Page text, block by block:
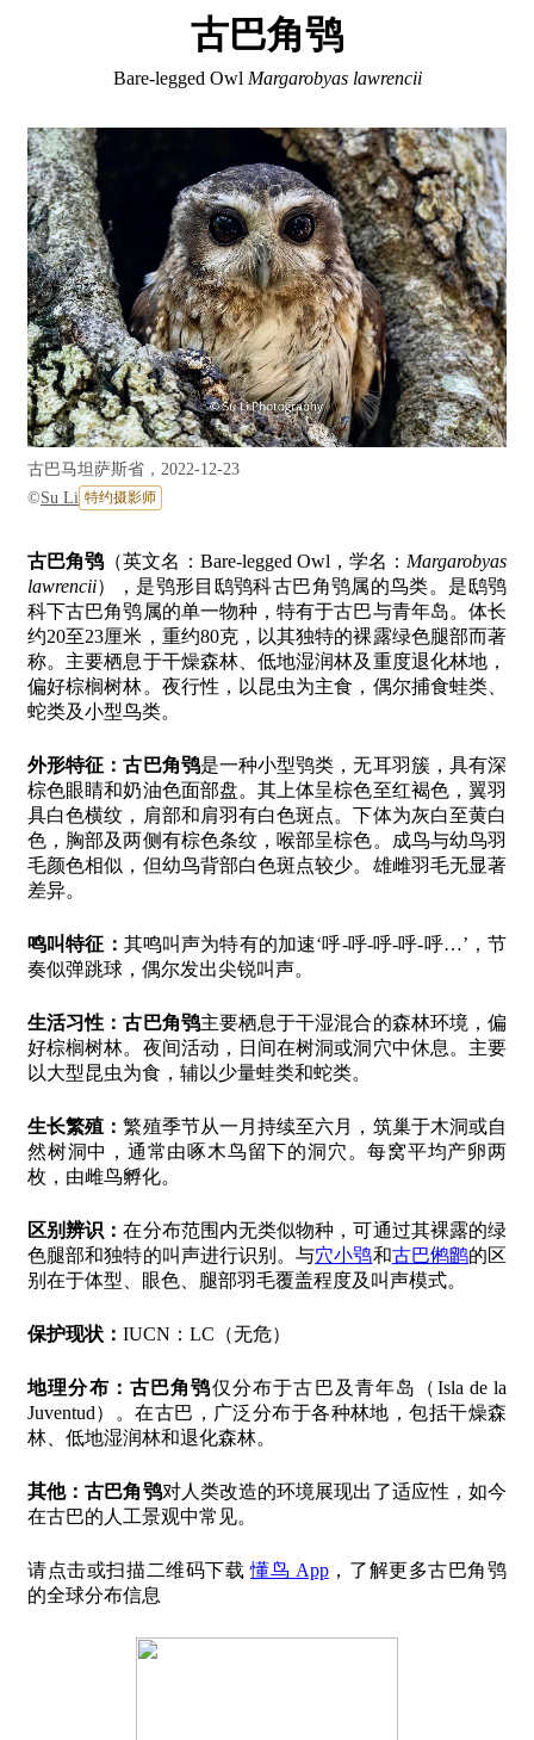
古巴角鸮
Bare-legged Owl Margarobyas lawrencii
古巴马坦萨斯省，2022-12-23
©Su Li 特约摄影师
古巴角鸮 （英文名：Bare-legged Owl，学名： Margarobyas
lawrencii），是鸮形目鸱鸮科古巴角鸮属的鸟类。是鸱鸮
科下古巴角鸮属的单一物种，特有于古巴与青年岛。体长
约20至23厘米，重约80克，以其独特的裸露绿色腿部而著
称。主要栖息于干燥森林、低地湿润林及重度退化林地，
偏好棕榈树林。夜行性，以昆虫为主食，偶尔捕食蛙类、
蛇类及小型鸟类。
外形特征：古巴角鸮是一种小型鸮类，无耳羽簇，具有深
棕色眼睛和奶油色面部盘。其上体呈棕色至红褐色，翼羽
具白色横纹，肩部和肩羽有白色斑点。下体为灰白至黄白
色，胸部及两侧有棕色条纹，喉部呈棕色。成鸟与幼鸟羽
毛颜色相似，但幼鸟背部白色斑点较少。雄雌羽毛无显著
差异。
鸣叫特征： 其鸣叫声为特有的加速‘呼-呼-呼-呼-呼…’，节
奏似弹跳球，偶尔发出尖锐叫声。
生活习性：古巴角鸮主要栖息于干湿混合的森林环境，偏
好棕榈树林。夜间活动，日间在树洞或洞穴中休息。主要
以大型昆虫为食，辅以少量蛙类和蛇类。
生长繁殖：繁殖季节从一月持续至六月，筑巢于木洞或自
然树洞中，通常由啄木鸟留下的洞穴。每窝平均产卵两
枚，由雌鸟孵化。
区别辨识：在分布范围内无类似物种，可通过其裸露的绿
色腿部和独特的叫声进行识别。与穴小鸮和古巴鸺鹠的区
别在于体型、眼色、腿部羽毛覆盖程度及叫声模式。
保护现状： IUCN：LC（无危）
地理分布： 古巴角鸮仅分布于古巴及青年岛（Isla de la
Juventud）。在古巴，广泛分布于各种林地，包括干燥森
林、低地湿润林和退化森林。
其他：古巴角鸮对人类改造的环境展现出了适应性，如今
在古巴的人工景观中常见。
请点击或扫描二维码下载懂鸟 App，了解更多古巴角鸮
的全球分布信息